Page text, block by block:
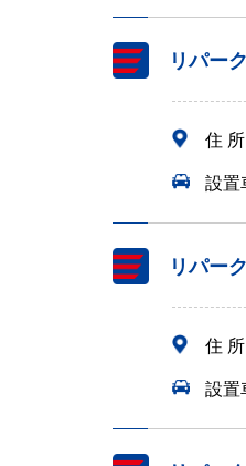
リパー
住 所
設置
リパー
住 所
設置